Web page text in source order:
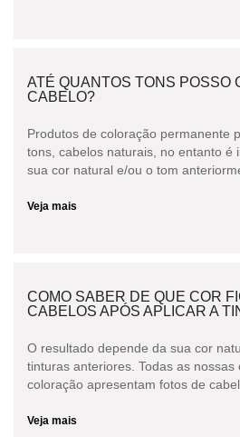
ATÉ QUANTOS TONS POSSO
CABELO?
Produtos de coloração permanente
tons, cabelos naturais, no entanto é
sua cor natural e/ou o tom
Veja mais
COMO SABER DE QUE COR
CABELOS APÓS APLICAR A
O resultado depende da sua cor
tinturas anteriores. Todas as nossas
coloração apresentam fotos de
Veja mais